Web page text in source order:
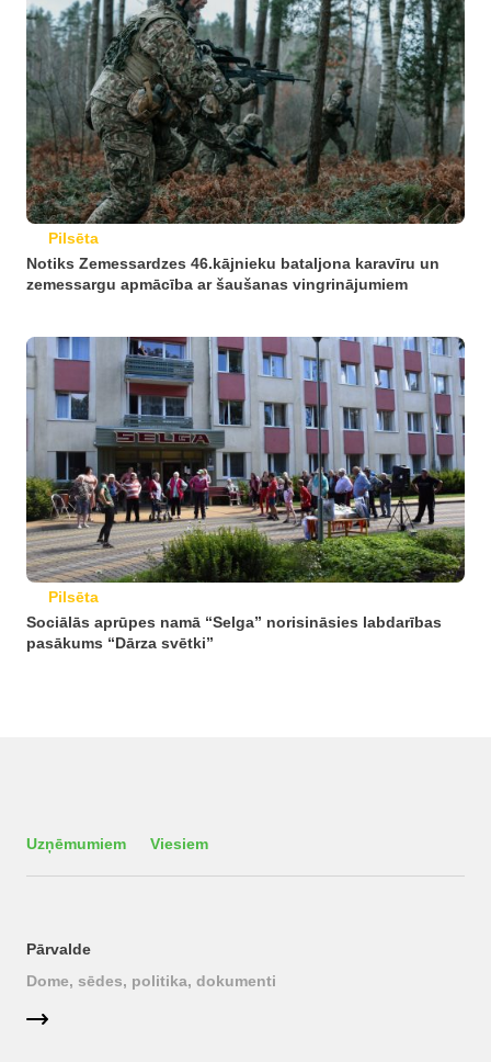
Pilsēta
Notiks Zemessardzes 46.kājnieku bataljona karavīru un
zemessargu apmācība ar šaušanas vingrinājumiem
Pilsēta
Sociālās aprūpes namā “Selga” norisināsies labdarības
pasākums “Dārza svētki”
Uzņēmumiem Viesiem
Pārvalde
Dome, sēdes, politika, dokumenti